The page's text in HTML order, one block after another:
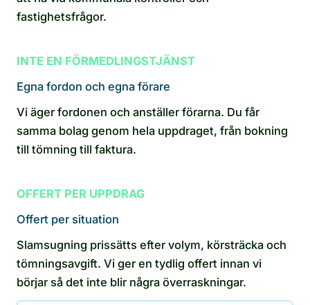
fastighetsfrågor.
INTE EN FÖRMEDLINGSTJÄNST
Egna fordon och egna förare
Vi äger fordonen och anställer förarna. Du får
samma bolag genom hela uppdraget, från bokning
till tömning till faktura.
OFFERT PER UPPDRAG
Offert per situation
Slamsugning prissätts efter volym, körsträcka och
tömningsavgift. Vi ger en tydlig offert innan vi
börjar så det inte blir några överraskningar.